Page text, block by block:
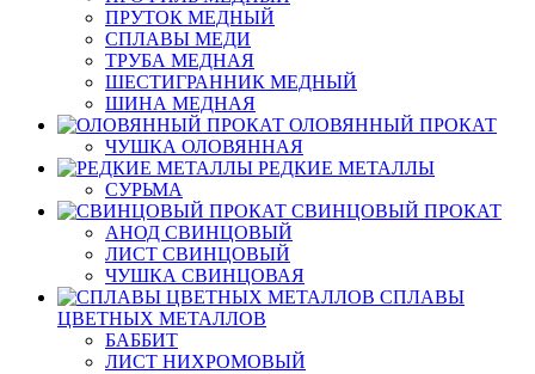
ПРУТОК МЕДНЫЙ
СПЛАВЫ МЕДИ
ТРУБА МЕДНАЯ
ШЕСТИГРАННИК МЕДНЫЙ
ШИНА МЕДНАЯ
ОЛОВЯННЫЙ ПРОКАТ
ЧУШКА ОЛОВЯННАЯ
РЕДКИЕ МЕТАЛЛЫ
СУРЬМА
СВИНЦОВЫЙ ПРОКАТ
АНОД СВИНЦОВЫЙ
ЛИСТ СВИНЦОВЫЙ
ЧУШКА СВИНЦОВАЯ
СПЛАВЫ
ЦВЕТНЫХ МЕТАЛЛОВ
БАББИТ
ЛИСТ НИХРОМОВЫЙ